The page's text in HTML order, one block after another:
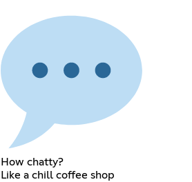
How chatty?
Like a chill coffee shop